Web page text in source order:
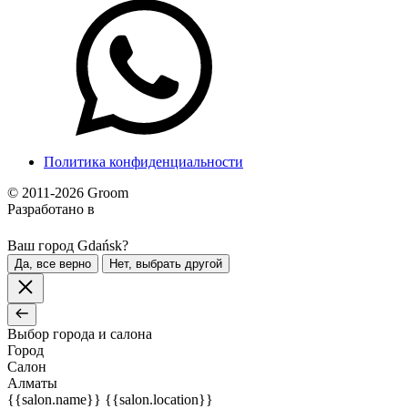
Политика конфиденциальности
© 2011-2026 Groom
Разработано в
Ваш город Gdańsk?
Да, все верно Нет, выбрать другой
Выбор города и салона
Город
Салон
Алматы
{{salon.name}} {{salon.location}}